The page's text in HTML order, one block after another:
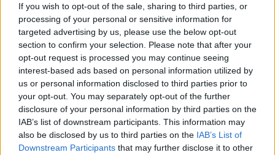
If you wish to opt-out of the sale, sharing to third parties, or
processing of your personal or sensitive information for
targeted advertising by us, please use the below opt-out
section to confirm your selection. Please note that after your
opt-out request is processed you may continue seeing
interest-based ads based on personal information utilized by
us or personal information disclosed to third parties prior to
your opt-out. You may separately opt-out of the further
disclosure of your personal information by third parties on the
IAB’s list of downstream participants. This information may
also be disclosed by us to third parties on the IAB’s List of
Downstream Participants that may further disclose it to other
nem tudom felfogni. Lehet, hogy később
belátják,hogy hiba ez is, mint az éjszakai jegy, de
sajnos nem tartom valószínűnek. Pedig az ötlet jó.
BKV figyelő.hu
17 éve
@GayBears:
Ha nagyon akarná a BKV, akkor a vonaljeggyel 1